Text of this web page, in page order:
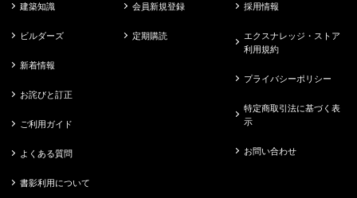
建築知識
ビルダーズ
新着情報
お詫びと訂正
ご利用ガイド
よくある質問
書影利用について
会員新規登録
定期購読
採用情報
エクスナレッジ・ストア
利用規約
プライバシーポリシー
特定商取引法に基づく表
示
お問い合わせ